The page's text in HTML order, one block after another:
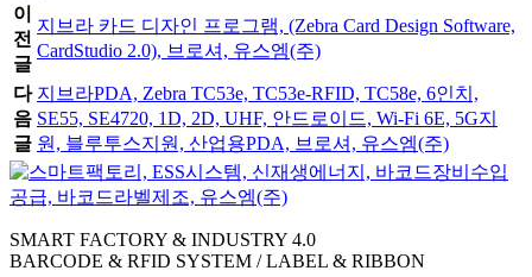
이
전
글
지브라 카드 디자인 프로그램, (Zebra Card Design Software,
CardStudio 2.0), 브로셔, 유스엠(주)
다
음
글
지브라PDA, Zebra TC53e, TC53e-RFID, TC58e, 6인치,
SE55, SE4720, 1D, 2D, UHF, 안드로이드, Wi-Fi 6E, 5G지
원, 블루투스지원, 산업용PDA, 브로셔, 유스엠(주)
SMART FACTORY & INDUSTRY 4.0
BARCODE & RFID SYSTEM / LABEL & RIBBON